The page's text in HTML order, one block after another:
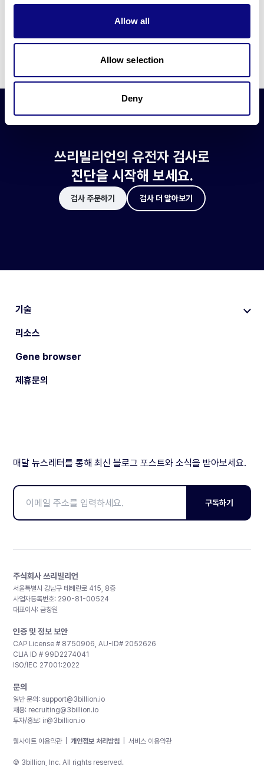
Allow all
Allow selection
Deny
더 정확한 변이 해석과 높은 진단율을 위한 쓰리빌리언의 기술에 대해 알아보
쓰리빌리언의 유전자 검사로
진단을 시작해 보세요.
검사 주문하기 검사 더 알아보기
기술
리소스
Gene browser
제휴문의
매달 뉴스레터를 통해 최신 블로그 포스트와 소식을 받아보세요.
구독하기
주식회사 쓰리빌리언
서울특별시 강남구 테헤란로 415, 8층
사업자등록번호: 290-81-00524
대표이사: 금창원
인증 및 정보 보안
CAP License # 8750906, AU-ID# 2052626
CLIA ID # 99D2274041
ISO/IEC 27001:2022
문의
일반 문의: support@3billion.io
채용: recruiting@3billion.io
투자/홍보: ir@3billion.io
웹사이트 이용약관 개인정보 처리방침 서비스 이용약관
© 3billion, Inc. All rights reserved.